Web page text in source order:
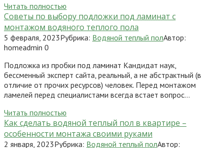
Читать полностью
Советы по выбору подложки под ламинат с
монтажом водяного теплого пола
5 февраля, 2023Рубрика: Водяной теплый полАвтор:
homeadmin 0
Подложка из пробки под ламинат Кандидат наук,
бессменный эксперт сайта, реальный, а не абстрактный (в
отличие от прочих ресурсов) человек. Перед монтажом
ламелей перед специалистами всегда встает вопрос…
Читать полностью
Как сделать водяной теплый пол в квартире –
особенности монтажа своими руками
2 января, 2023Рубрика: Водяной теплый полАвтор: